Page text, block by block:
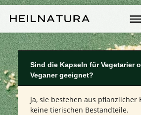
Sind die Kapseln für Vegetarier
Veganer geeignet?
Ja, sie bestehen aus
keine tierischen Bestandteile.